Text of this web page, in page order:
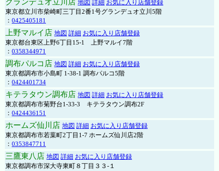
グランデュオ立川店 地図 詳細 お気に入り店舗登録
東京都立川市柴崎町三丁目2番1号グランデュオ立川5階
： 0425405181
上野マルイ店 地図 詳細 お気に入り店舗登録
東京都台東区上野6丁目15-1 上野マルイ7階
： 0358344971
調布パルコ店 地図 詳細 お気に入り店舗登録
東京都調布市小島町 1-38-1 調布パルコ5階
： 0424401734
キテラタウン調布店 地図 詳細 お気に入り店舗登録
東京都調布市菊野台1-33-3 キテラタウン調布2F
： 0424436151
ホームズ仙川店 地図 詳細 お気に入り店舗登録
東京都調布市若葉町2丁目1-7 ホームズ仙川店2階
： 0353847711
三鷹東八店 地図 詳細 お気に入り店舗登録
東京都調布市深大寺東町８丁目３３-１